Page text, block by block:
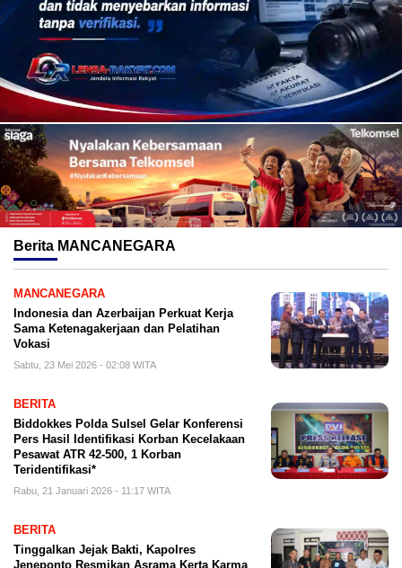
Berita MANCANEGARA
MANCANEGARA
Indonesia dan Azerbaijan Perkuat Kerja
Sama Ketenagakerjaan dan Pelatihan
Vokasi
Sabtu, 23 Mei 2026 - 02:08 WITA
BERITA
Biddokkes Polda Sulsel Gelar Konferensi
Pers Hasil Identifikasi Korban Kecelakaan
Pesawat ATR 42-500, 1 Korban
Teridentifikasi*
Rabu, 21 Januari 2026 - 11:17 WITA
BERITA
Tinggalkan Jejak Bakti, Kapolres
Jeneponto Resmikan Asrama Kerta Karma